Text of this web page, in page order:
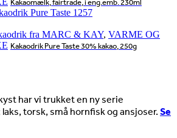
Kakaomælk, fairtrade, i eng.emb. 230ml
fra MARC & KAY, VARME OG
Kakaodrik Pure Taste 30% kakao, 250g
har vi trukket en ny serie
torsk, små hornfisk og ansjoser. Se